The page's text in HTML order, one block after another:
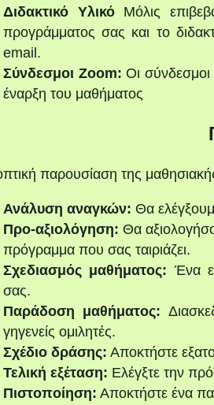
Διδακτικό ΥλικόΜόλις
προγράμματος σας και το
email.
Σύνδεσμοι Zoom: Οι
έναρξη του μαθήματος
παρουσίαση της
Ανάλυση αναγκών: Θα
Προ-αξιολόγηση: Θα
πρόγραμμα που σας ταιριάζει.
Σχεδιασμός μαθήματος: Ένα
σας.
Παράδοση μαθήματος:
γηγενείς ομιλητές.
Σχέδιο δράσης: Αποκτήστε
Τελική εξέταση: Ελέγξτε την
Πιστοποίηση: Αποκτήστε ένα